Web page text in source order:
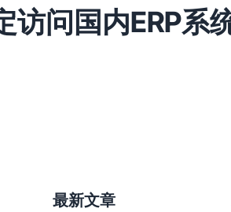
访问国内ERP系
最新文章